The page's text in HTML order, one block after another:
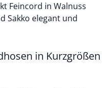
Feincord in Walnuss
Sakko elegant und
in Kurzgrößen